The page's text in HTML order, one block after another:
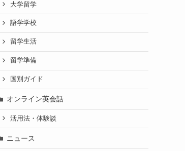
大学留学
語学学校
留学生活
留学準備
国別ガイド
オンライン英会話
活用法・体験談
ニュース